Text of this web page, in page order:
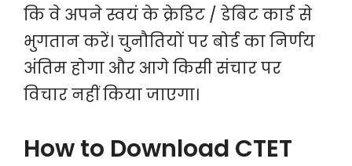
कि वे अपने स्वयं के क्रेडिट / डेबिट कार्ड से
भुगतान करें। चुनौतियों पर बोर्ड का निर्णय
अंतिम होगा और आगे किसी संचार पर
विचार नहीं किया जाएगा।
How to Download CTET